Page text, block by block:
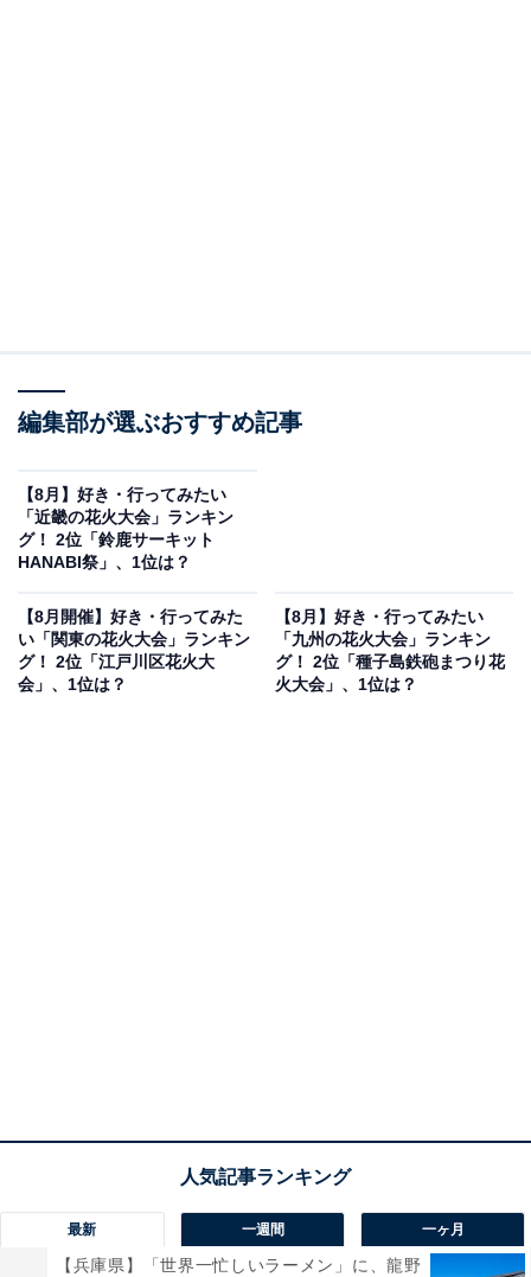
編集部が選ぶおすすめ記事
【8月】好き・行ってみたい
「近畿の花火大会」ランキン
グ！ 2位「鈴鹿サーキット
HANABI祭」、1位は？
【8月開催】好き・行ってみた
い「関東の花火大会」ランキン
グ！ 2位「江戸川区花火大
会」、1位は？
【8月】好き・行ってみたい
「九州の花火大会」ランキン
グ！ 2位「種子島鉄砲まつり花
火大会」、1位は？
最新 一週間 一ヶ月
【兵庫県】「世界一忙しいラーメン」に、龍野